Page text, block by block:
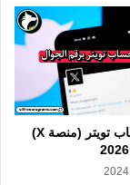
استرجاع حساب تويتر (منصة X)